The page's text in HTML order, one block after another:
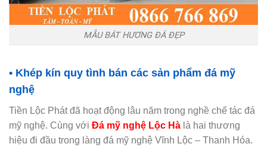
MẪU BÁT HƯƠNG ĐÁ ĐẸP
• Khép kín quy tình bán các sản phẩm đá mỹ
nghệ
Tiền Lộc Phát đã hoạt động lâu năm trong nghề chế tác đá
mỹ nghệ. Cùng với Đá mỹ nghệ Lộc Hà là hai thương
hiệu đi đầu trong làng đá mỹ nghệ Vĩnh Lộc – Thanh Hóa.